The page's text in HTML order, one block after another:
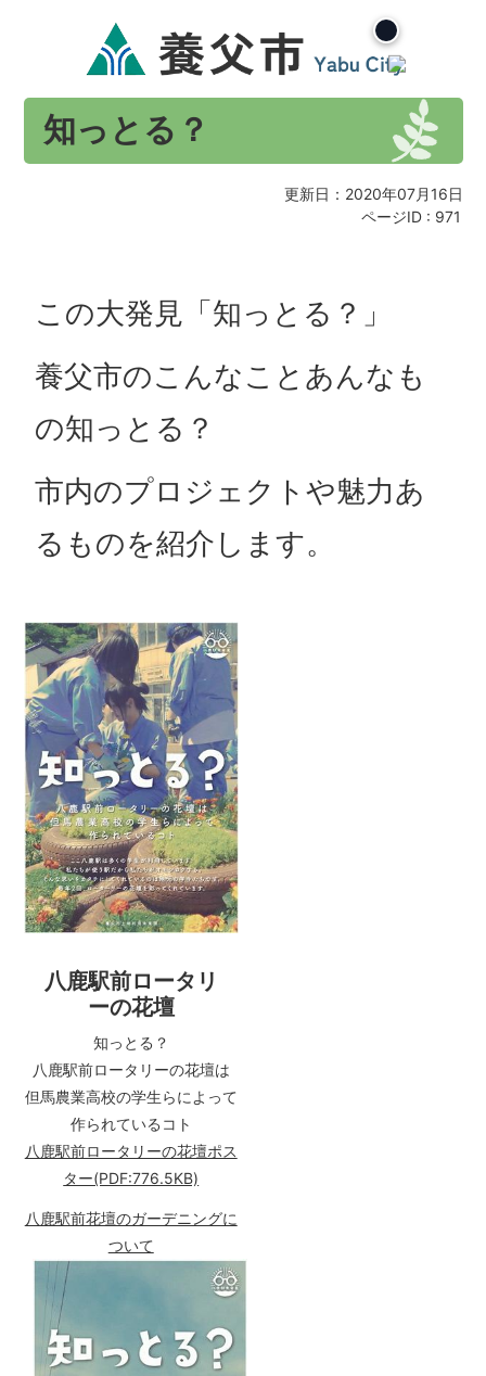
知っとる？
更新日：2020年07月16日
ページID : 971
この大発見「知っとる？」
養父市のこんなことあんなも
の知っとる？
市内のプロジェクトや魅力あ
るものを紹介します。
八鹿駅前ロータリ
ーの花壇
知っとる？
八鹿駅前ロータリーの花壇は
但馬農業高校の学生らによって
作られているコト
八鹿駅前ロータリーの花壇ポス
ター(PDF:776.5KB)
八鹿駅前花壇のガーデニングに
ついて